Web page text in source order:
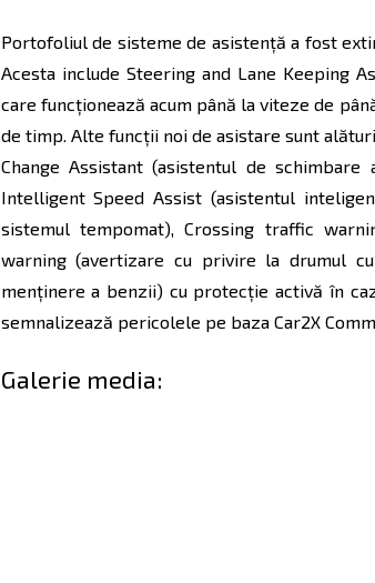
Portofoliul de sisteme de asistenţă a fost
Acesta include Steering and Lane Keeping
care funcţionează acum până la viteze de
de timp. Alte funcţii noi de asistare sunt
Change Assistant (asistentul de
Intelligent Speed Assist (asistentul
sistemul tempomat), Crossing traffic
warning (avertizare cu privire la drumul
menţinere a benzii) cu protecţie activă în
semnalizează pericolele pe baza Car2X
Galerie media: